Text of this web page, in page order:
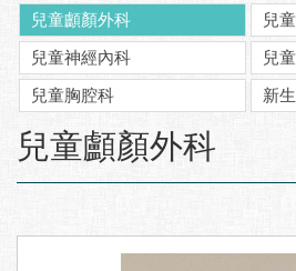
兒童顱顏外科
兒
兒童神經內科
兒
兒童胸腔科
新
:::
兒童顱顏外科